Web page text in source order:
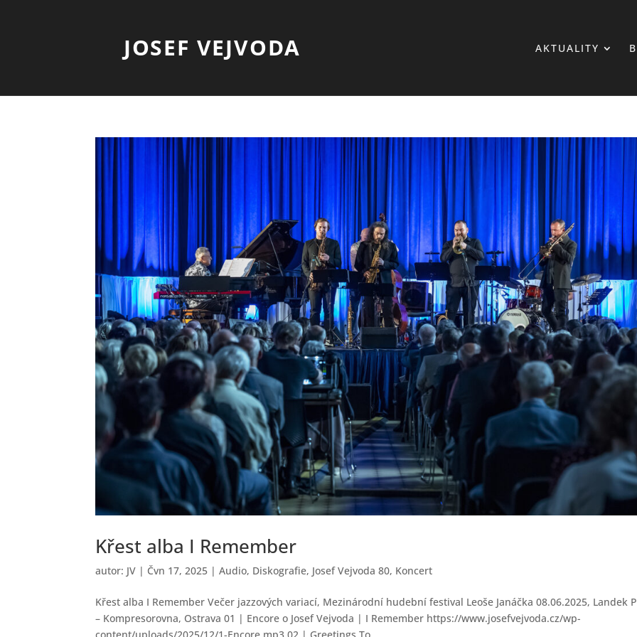
JOSEF VEJVODA AKTUALITY
Křest alba I Remember
autor: JV | Čvn 17, 2025 |Audio, Diskografie, Josef Vejvoda 80, Koncert
Křest alba I Remember Večer jazzových variací, Mezinárodní hudební festival Leoše Janáčka 08.06.2025, Landek
– Kompresorovna, Ostrava 01 | Encore o Josef Vejvoda | I Remember https://www.josefvejvoda.cz/wp-